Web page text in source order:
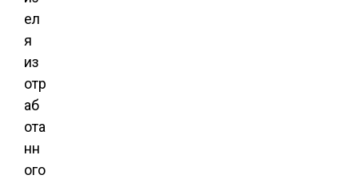
ел
я
из
отр
аб
ота
нн
ого